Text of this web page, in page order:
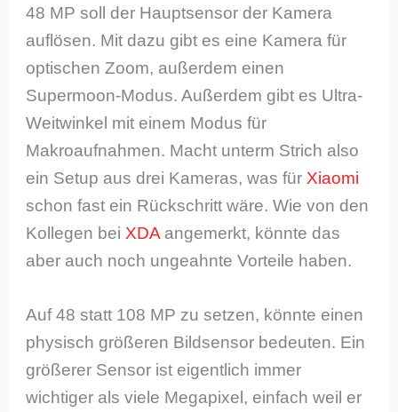
48 MP soll der Hauptsensor der Kamera
auflösen. Mit dazu gibt es eine Kamera für
optischen Zoom, außerdem einen
Supermoon-Modus. Außerdem gibt es Ultra-
Weitwinkel mit einem Modus für
Makroaufnahmen. Macht unterm Strich also
ein Setup aus drei Kameras, was für Xiaomi
schon fast ein Rückschritt wäre. Wie von den
Kollegen bei XDA angemerkt, könnte das
aber auch noch ungeahnte Vorteile haben.
Auf 48 statt 108 MP zu setzen, könnte einen
physisch größeren Bildsensor bedeuten. Ein
größerer Sensor ist eigentlich immer
wichtiger als viele Megapixel, einfach weil er